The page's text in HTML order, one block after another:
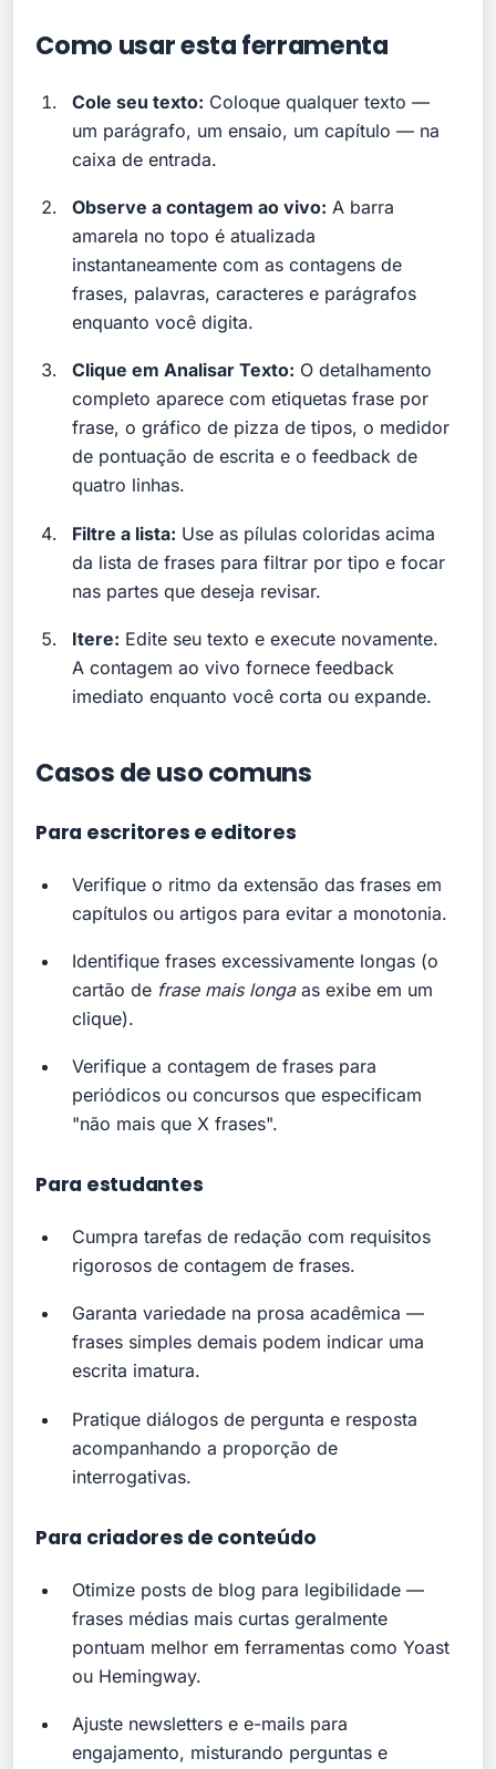
Como usar esta ferramenta
Cole seu texto: Coloque qualquer texto —
um parágrafo, um ensaio, um capítulo — na
caixa de entrada.
Observe a contagem ao vivo: A barra
amarela no topo é atualizada
instantaneamente com as contagens de
frases, palavras, caracteres e parágrafos
enquanto você digita.
Clique em Analisar Texto: O detalhamento
completo aparece com etiquetas frase por
frase, o gráfico de pizza de tipos, o medidor
de pontuação de escrita e o feedback de
quatro linhas.
Filtre a lista: Use as pílulas coloridas acima
da lista de frases para filtrar por tipo e focar
nas partes que deseja revisar.
Itere: Edite seu texto e execute novamente.
A contagem ao vivo fornece feedback
imediato enquanto você corta ou expande.
Casos de uso comuns
Para escritores e editores
Verifique o ritmo da extensão das frases em
capítulos ou artigos para evitar a monotonia.
Identifique frases excessivamente longas (o
cartão de frase mais longaas exibe em um
clique).
Verifique a contagem de frases para
periódicos ou concursos que especificam
"não mais que X frases".
Para estudantes
Cumpra tarefas de redação com requisitos
rigorosos de contagem de frases.
Garanta variedade na prosa acadêmica —
frases simples demais podem indicar uma
escrita imatura.
Pratique diálogos de pergunta e resposta
acompanhando a proporção de
interrogativas.
Para criadores de conteúdo
Otimize posts de blog para legibilidade —
frases médias mais curtas geralmente
pontuam melhor em ferramentas como Yoast
ou Hemingway.
Ajuste newsletters e e-mails para
engajamento, misturando perguntas e